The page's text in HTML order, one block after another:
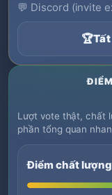
💬 Discord (invite
🏆
Lượt vote thật, chất
phần tổng quan
Điểm chất